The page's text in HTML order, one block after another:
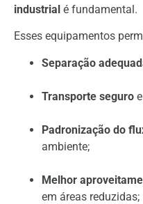
industrial é fundamental.
Esses equipamentos
Separação
Transporte seguro
Padronização do
ambiente;
Melhor
em áreas reduzidas;